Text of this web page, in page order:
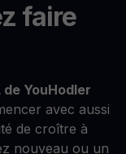
faire
YouHodler
avec aussi
de croître à
nouveau ou un